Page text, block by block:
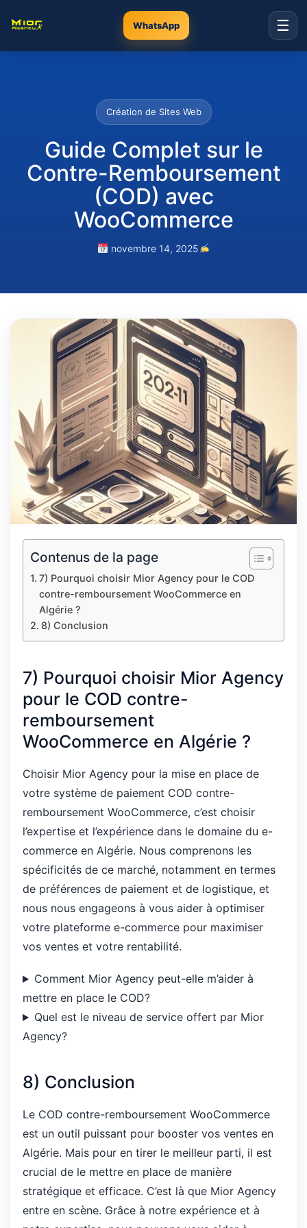
WhatsApp ☰
Création de Sites Web
Guide Complet sur le
Contre-Remboursement
(COD) avec
WooCommerce
novembre 14, 2025
Contenus de la page
7) Pourquoi choisir Mior Agency pour le COD
contre-remboursement WooCommerce en
Algérie ?
8) Conclusion
7) Pourquoi choisir Mior Agency
pour le COD contre-
remboursement
WooCommerce en Algérie ?
Choisir Mior Agency pour la mise en place de
votre système de paiement COD contre-
remboursement WooCommerce, c’est choisir
l’expertise et l’expérience dans le domaine du e-
commerce en Algérie. Nous comprenons les
spécificités de ce marché, notamment en termes
de préférences de paiement et de logistique, et
nous nous engageons à vous aider à optimiser
votre plateforme e-commerce pour maximiser
vos ventes et votre rentabilité.
Comment Mior Agency peut-elle m’aider à
mettre en place le COD?
Quel est le niveau de service offert par Mior
Agency?
8) Conclusion
Le COD contre-remboursement WooCommerce
est un outil puissant pour booster vos ventes en
Algérie. Mais pour en tirer le meilleur parti, il est
crucial de le mettre en place de manière
stratégique et efficace. C’est là que Mior Agency
entre en scène. Grâce à notre expérience et à